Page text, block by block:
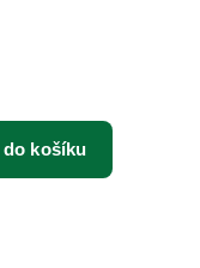
košíku